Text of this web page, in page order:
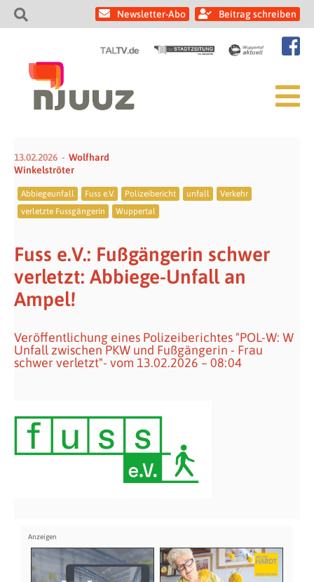
Newsletter-Abo Beitrag schreiben
13.02.2026
Wolfhard
Winkelströter
Abbiegeunfall Fuss e.V. Polizeibericht unfall
Verkehr
verletzte Fussgängerin
Wuppertal
Fuss e.V.: Fußgängerin schwer
verletzt: Abbiege-Unfall an
Ampel!
Veröffentlichung eines Polizeiberichtes "POL-W: W
Unfall zwischen PKW und Fußgängerin - Frau
schwer verletzt"- vom 13.02.2026 – 08:04